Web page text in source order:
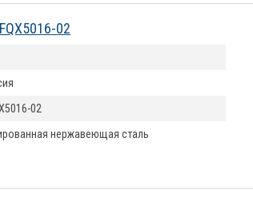
02
02
нержавеющая сталь